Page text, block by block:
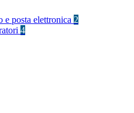
e posta elettronica 2
4